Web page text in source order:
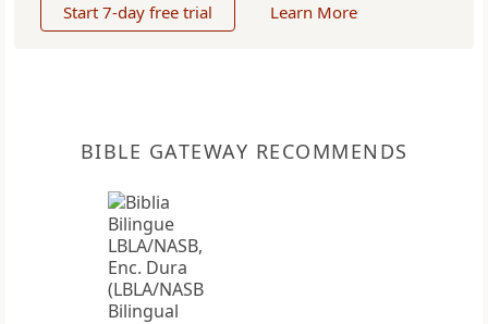
Start 7-day free trial Learn More
BIBLE GATEWAY RECOMMENDS